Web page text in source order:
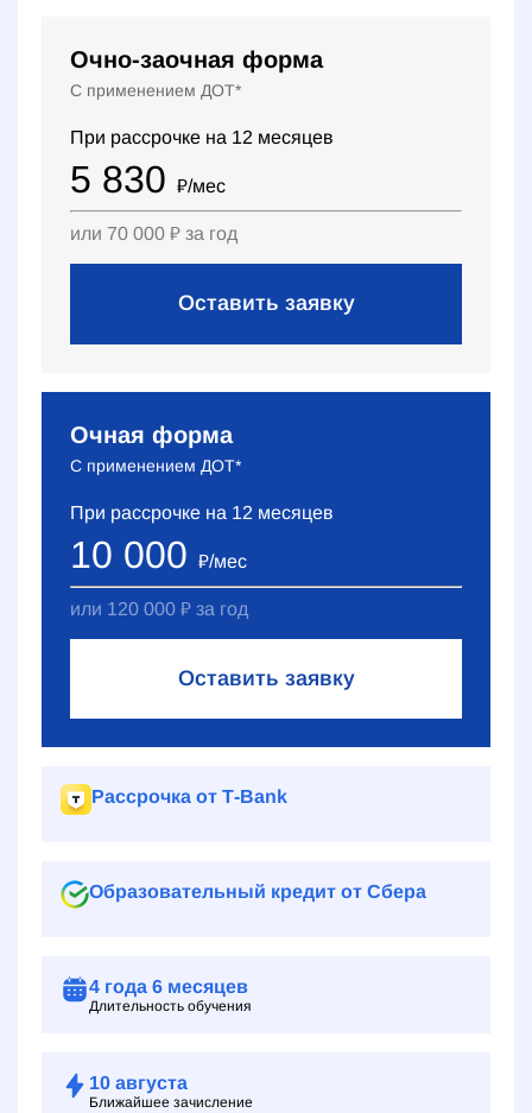
Очно-заочная форма
С применением ДОТ*
При рассрочке на 12 месяцев
5 830 ₽/мес
или 70 000 ₽ за год
Оставить заявку
Очная форма
С применением ДОТ*
При рассрочке на 12 месяцев
10 000 ₽/мес
или 120 000 ₽ за год
Оставить заявку
Рассрочка от Т‑Bank
Образовательный кредит от Сбера
4 года 6 месяцев
Длительность обучения
10 августа
Ближайшее зачисление